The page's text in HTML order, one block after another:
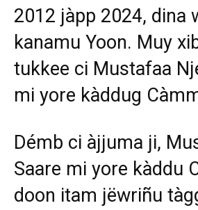
2012 jàpp 2024, dina
kanamu Yoon. Muy
tukkee ci Mustafaa
mi yore kàddug
Démb ci àjjuma ji,
Saare mi yore kàddu
doon itam jëwriñu